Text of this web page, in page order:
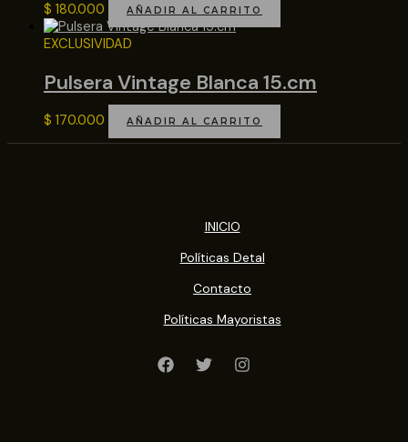
$ 180.000 AÑADIR AL CARRITO
EXCLUSIVIDAD
Pulsera Vintage Blanca 15.cm
$ 170.000 AÑADIR AL CARRITO
INICIO
Políticas Detal
Contacto
Políticas Mayoristas